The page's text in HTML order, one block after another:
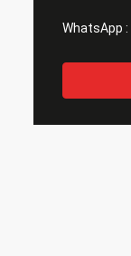
WhatsApp :